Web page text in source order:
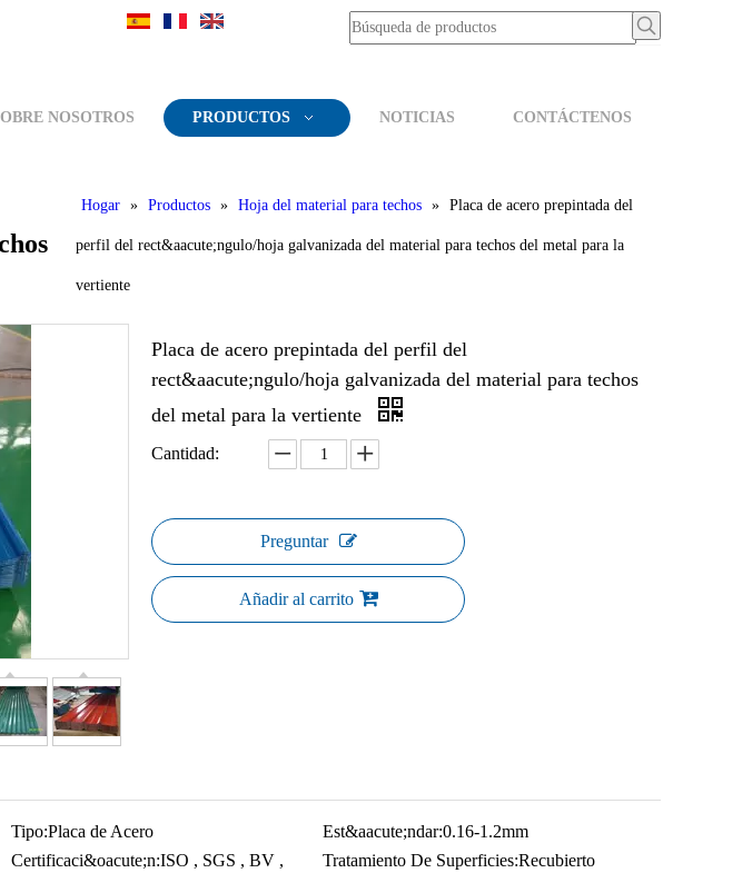
NOSOTROS PRODUCTOS NOTICIAS CONTÁCTENOS
Hogar » Productos » Hoja del material para techos » Placa de acero prepintada del
perfil del rect&aacute;ngulo/hoja galvanizada del material para techos del metal para la
vertiente
Placa de acero prepintada del perfil del
rect&aacute;ngulo/hoja galvanizada del material para techos
del metal para la vertiente
Cantidad:
Preguntar
Añadir al carrito
Tipo:Placa de Acero Est&aacute;ndar:0.16-1.2mm
Certificaci&oacute;n:ISO , SGS , BV ,
Tratamiento De Superficies:Recubierto